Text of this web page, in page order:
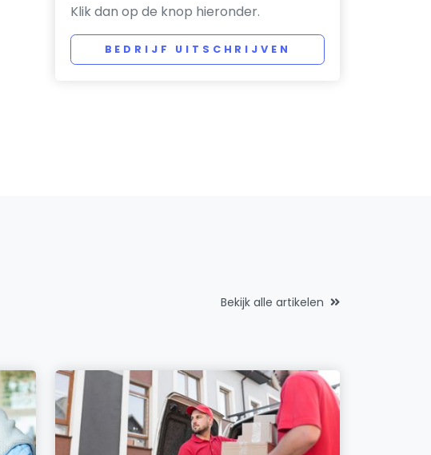
Klik dan op de knop hieronder.
BEDRIJF UITSCHRIJVEN
Bekijk alle artikelen